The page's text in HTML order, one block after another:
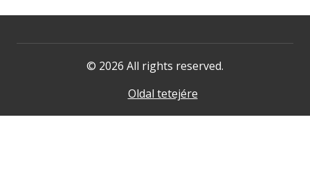
© 2026 All rights reserved.
Oldal tetejére